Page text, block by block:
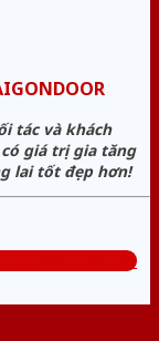
tác và khách
giá trị gia tăng
lai tốt đẹp hơn!
phí: 0824.400.400